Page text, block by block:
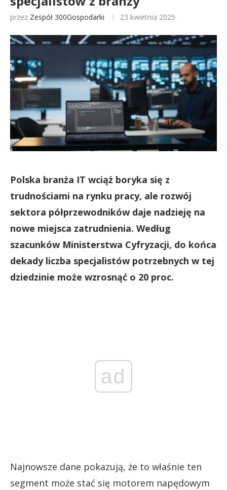
przez Zespół 300Gospodarki 23 kwietnia 2025
Polska branża IT wciąż boryka się z
trudnościami na rynku pracy, ale rozwój
sektora półprzewodników daje nadzieję na
nowe miejsca zatrudnienia. Według
szacunków Ministerstwa Cyfryzacji, do końca
dekady liczba specjalistów potrzebnych w tej
dziedzinie może wzrosnąć o 20 proc.
ad
Najnowsze dane pokazują, że to właśnie ten
segment może stać się motorem napędowym